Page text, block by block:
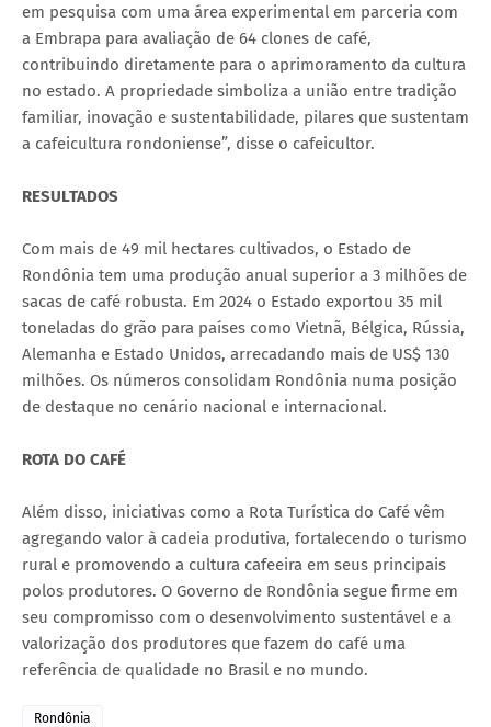
em pesquisa com uma área experimental em parceria com
a Embrapa para avaliação de 64 clones de café,
contribuindo diretamente para o aprimoramento da cultura
no estado. A propriedade simboliza a união entre tradição
familiar, inovação e sustentabilidade, pilares que sustentam
a cafeicultura rondoniense”, disse o cafeicultor.
RESULTADOS
Com mais de 49 mil hectares cultivados, o Estado de
Rondônia tem uma produção anual superior a 3 milhões de
sacas de café robusta. Em 2024 o Estado exportou 35 mil
toneladas do grão para países como Vietnã, Bélgica, Rússia,
Alemanha e Estado Unidos, arrecadando mais de US$ 130
milhões. Os números consolidam Rondônia numa posição
de destaque no cenário nacional e internacional.
ROTA DO CAFÉ
Além disso, iniciativas como a Rota Turística do Café vêm
agregando valor à cadeia produtiva, fortalecendo o turismo
rural e promovendo a cultura cafeeira em seus principais
polos produtores. O Governo de Rondônia segue firme em
seu compromisso com o desenvolvimento sustentável e a
valorização dos produtores que fazem do café uma
referência de qualidade no Brasil e no mundo.
Rondônia